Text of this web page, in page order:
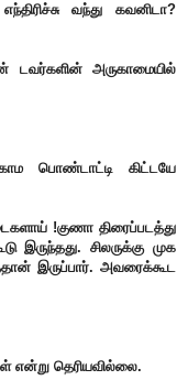
வந்து கவனிடா?
டவர்களின் அருகாமையில்
பொண்டாட்டி கிட்டயே
!குணா திரைப்படத்து
இருந்தது. சிலருக்கு முக
இருப்பார். அவரைக்கூட
என்று தெரியவில்லை.